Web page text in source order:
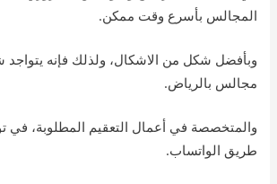
المجالس بأسرع وقت ممكن.
وبأفضل شكل من الاشكال، ولذلك فإنه يتواجد
مجالس بالرياض.
والمتخصصة في أعمال التعقيم المطلوبة، في
طريق الواتساب.